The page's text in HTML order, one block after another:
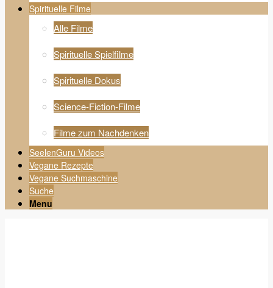
Spirituelle Filme
Alle Filme
Spirituelle Spielfilme
Spirituelle Dokus
Science-Fiction-Filme
Filme zum Nachdenken
SeelenGuru Videos
Vegane Rezepte
Vegane Suchmaschine
Suche
Menu